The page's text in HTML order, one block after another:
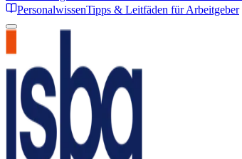
PersonalwissenTipps & Leitfäden für Arbeitgeber